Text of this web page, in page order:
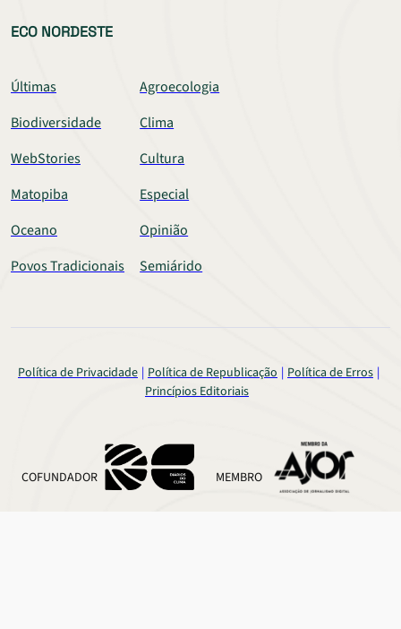
ECO NORDESTE
Últimas
Agroecologia
Biodiversidade
Clima
WebStories
Cultura
Matopiba
Especial
Oceano
Opinião
Povos Tradicionais
Semiárido
Política de Privacidade Política de Republicação
Política de Erros
Princípios Editoriais
COFUNDADOR MEMBRO